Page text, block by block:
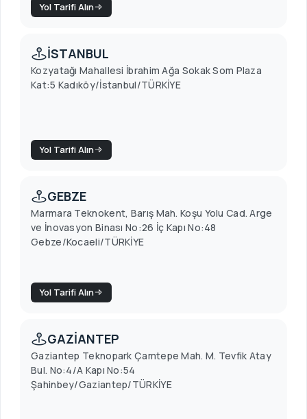
Yol Tarifi Alın
İSTANBUL
Kozyatağı Mahallesi İbrahim Ağa Sokak Som Plaza
Kat:5 Kadıköy/İstanbul/TÜRKİYE
Yol Tarifi Alın
GEBZE
Marmara Teknokent, Barış Mah. Koşu Yolu Cad. Arge
ve İnovasyon Binası No:26 İç Kapı No:48
Gebze/Kocaeli/TÜRKİYE
Yol Tarifi Alın
GAZİANTEP
Gaziantep Teknopark Çamtepe Mah. M. Tevfik Atay
Bul. No:4/A Kapı No:54
Şahinbey/Gaziantep/TÜRKİYE